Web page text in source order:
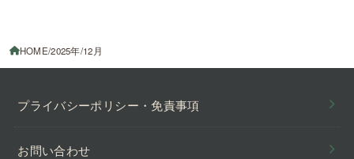
HOME 2025年 12月
プライバシーポリシー・免責事項
お問い合わせ